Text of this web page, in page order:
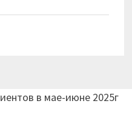
в мае-июне 2025г